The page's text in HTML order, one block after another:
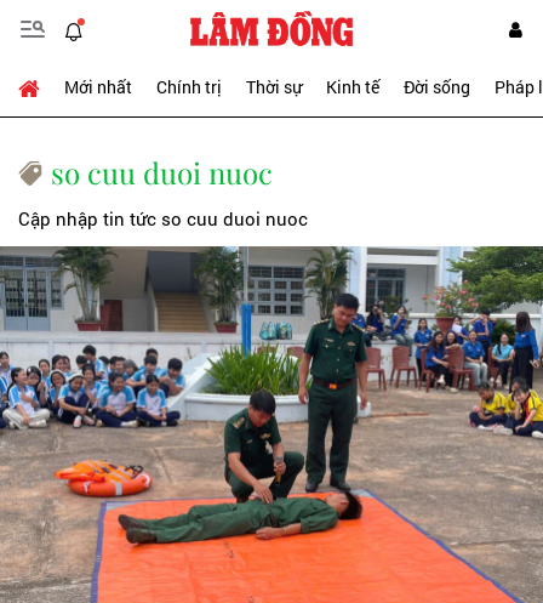
Mới nhất Chính trị Thời sự Kinh tế Đời sống Pháp
so cuu duoi nuoc
Cập nhập tin tức so cuu duoi nuoc